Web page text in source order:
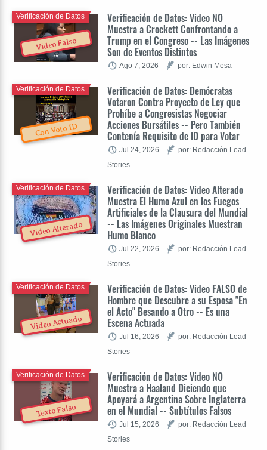
Video Falso
Verificación de Datos: Video NO
Muestra a Crockett Confrontando a
Trump en el Congreso -- Las Imágenes
Son de Eventos Distintos
Verificación de Datos
Ago 7, 2026 por: Edwin Mesa
Con Voto ID
Verificación de Datos: Demócratas
Votaron Contra Proyecto de Ley que
Prohíbe a Congresistas Negociar
Acciones Bursátiles -- Pero También
Contenía Requisito de ID para Votar
Verificación de Datos
Jul 24, 2026
por: Redacción Lead
Stories
Video Alterado
Verificación de Datos: Video Alterado
Muestra El Humo Azul en los Fuegos
Artificiales de la Clausura del Mundial
-- Las Imágenes Originales Muestran
Humo Blanco
Verificación de Datos
Jul 22, 2026
por: Redacción Lead
Stories
Video Actuado
Verificación de Datos: Video FALSO de
Hombre que Descubre a su Esposa "En
el Acto" Besando a Otro -- Es una
Escena Actuada
Verificación de Datos
Jul 16, 2026
por: Redacción Lead
Stories
Texto Falso
Verificación de Datos: Video NO
Muestra a Haaland Diciendo que
Apoyará a Argentina Sobre Inglaterra
en el Mundial -- Subtítulos Falsos
Verificación de Datos
Jul 15, 2026
por: Redacción Lead
Stories